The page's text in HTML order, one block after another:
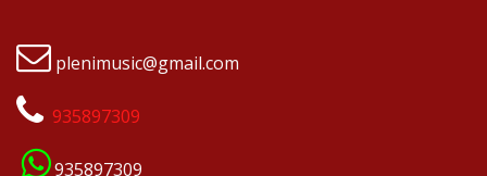
plenimusic@gmail.com
935897309
935897309